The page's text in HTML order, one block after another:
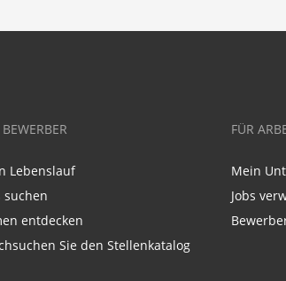
Lebenslauf
suchen
entdecken
Sie den Stellenkatalog
FÜR
Mein
Jobs